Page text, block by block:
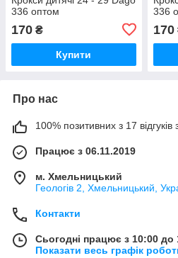
336 оптом
170 ₴
Купити
336
170
Про нас
100% позитивних з 17 відгуків
Працює з 06.11.2019
м. Хмельницький
Геологів 2, Хмельницький,
Контакти
Сьогодні працює з 10:00 до
Показати весь графік